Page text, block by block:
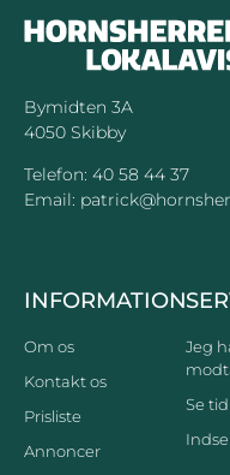
Bymidten 3A
4050 Skibby
Telefon: 40 58 44 37
Email:
INFORMATION
Om os
Kontakt os
Prisliste
Annoncer
Jeg
Se